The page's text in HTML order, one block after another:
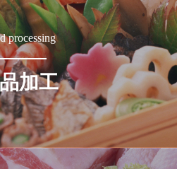
processing
加工